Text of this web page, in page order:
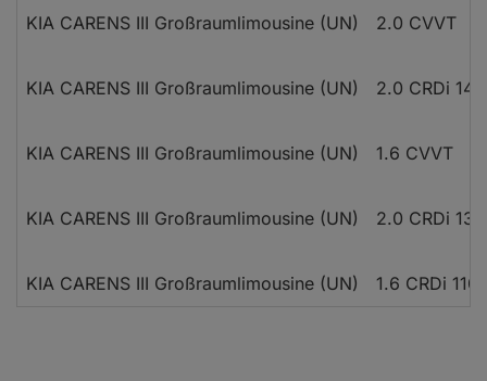
KIA CARENS III Großraumlimousine (UN) 2.0 CVVT
KIA CARENS III Großraumlimousine (UN) 2.0 CRDi 140
KIA CARENS III Großraumlimousine (UN) 1.6 CVVT
KIA CARENS III Großraumlimousine (UN) 2.0 CRDi 135
KIA CARENS III Großraumlimousine (UN) 1.6 CRDi 110